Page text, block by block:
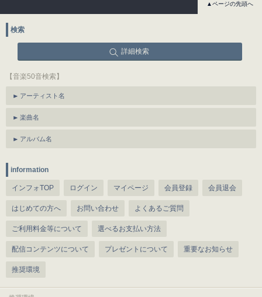
▲ページの先頭へ
検索
詳細検索
【音楽50音検索】
アーティスト名
楽曲名
アルバム名
information
インフォTOP ログイン マイページ 会員登録 会員退会
はじめての方へ お問い合わせ よくあるご質問
ご利用料金等について 選べるお支払い方法
配信コンテンツについて プレゼントについて 重要なお知らせ
推奨環境